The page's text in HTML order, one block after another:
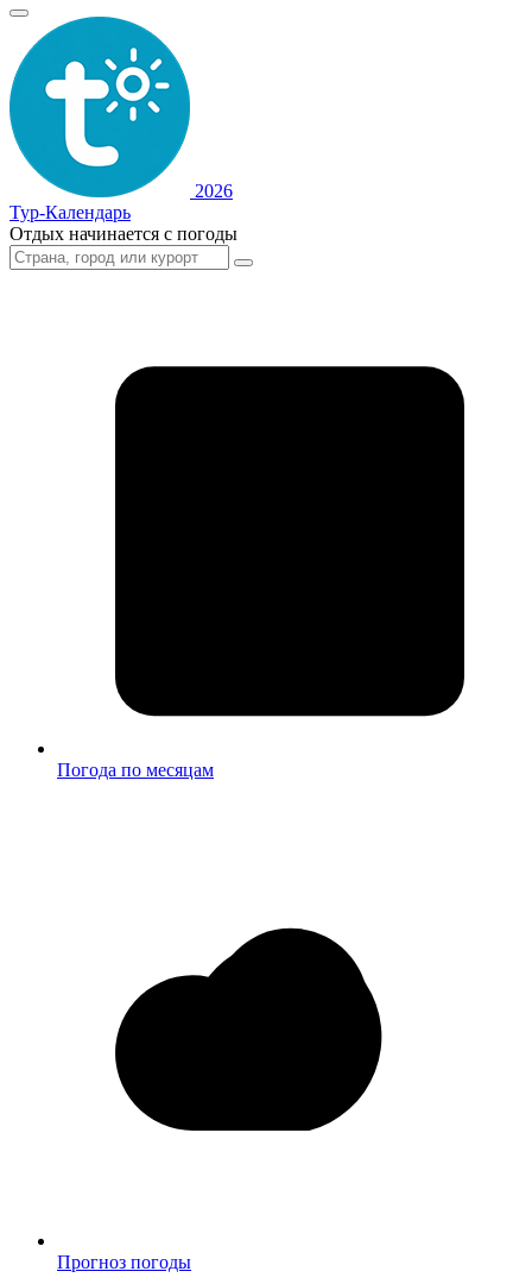
2026
Тур-Календарь
Отдых начинается с погоды
Погода по месяцам
Прогноз погоды